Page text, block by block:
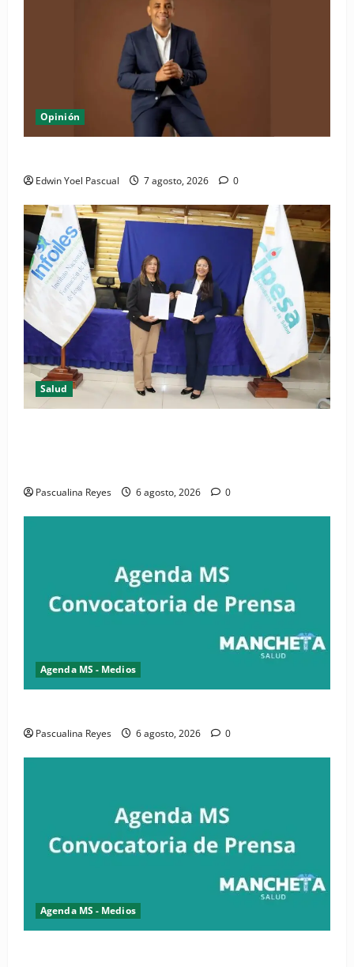
Opinión
Edwin Yoel Pascual 7 agosto, 2026 0
Salud
Pascualina Reyes 6 agosto, 2026 0
Agenda MS - Medios
Pascualina Reyes 6 agosto, 2026 0
Agenda MS - Medios